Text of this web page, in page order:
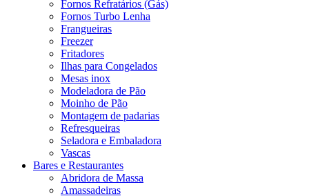
Fornos Refratários (Gás)
Fornos Turbo Lenha
Frangueiras
Freezer
Fritadores
Ilhas para Congelados
Mesas inox
Modeladora de Pão
Moinho de Pão
Montagem de padarias
Refresqueiras
Seladora e Embaladora
Vascas
Bares e Restaurantes
Abridora de Massa
Amassadeiras